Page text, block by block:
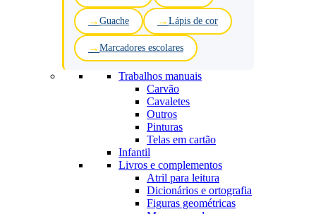
Guache Lápis de cor
Marcadores escolares
Trabalhos manuais
Carvão
Cavaletes
Outros
Pinturas
Telas em cartão
Infantil
Livros e complementos
Atril para leitura
Dicionários e ortografia
Figuras geométricas